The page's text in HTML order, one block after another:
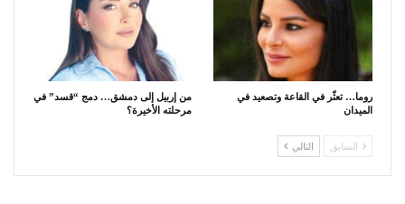
روما… تعثّر في القاعة وتصعيد في
الميدان
من إربيل إلى دمشق… دمج “قسد” في
مرحلته الأخيرة؟
السابق التالي